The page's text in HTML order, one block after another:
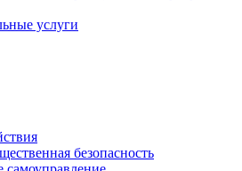
услуги
безопасность